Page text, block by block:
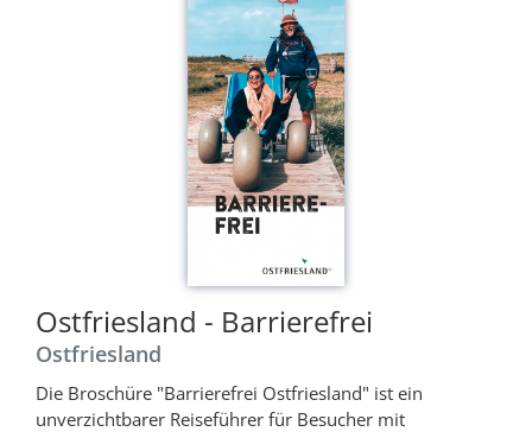
Ostfriesland - Barrierefrei
Ostfriesland
Die Broschüre "Barrierefrei Ostfriesland" ist ein
unverzichtbarer Reiseführer für Besucher mit